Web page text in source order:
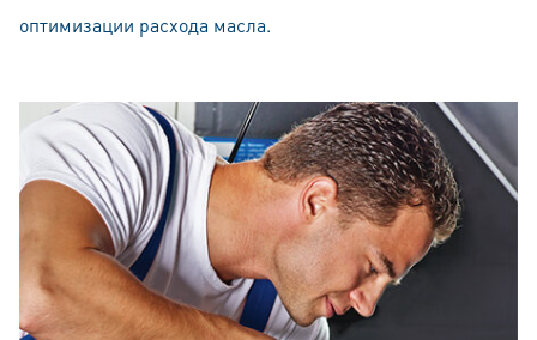
оптимизации расхода масла.